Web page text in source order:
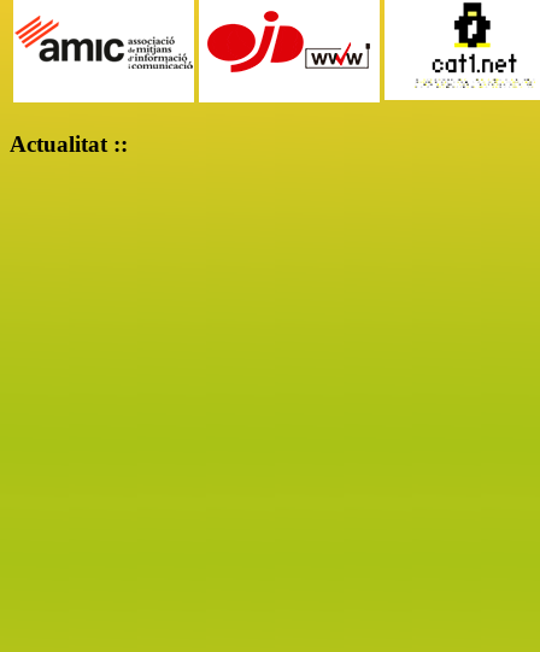
Actualitat ::